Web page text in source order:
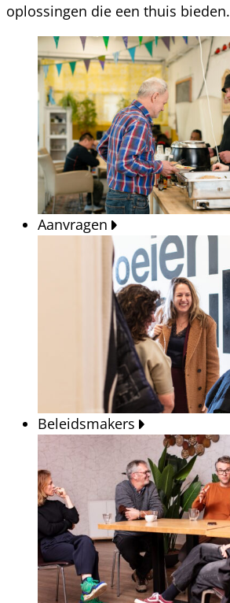
oplossingen die een thuis bieden.
Aanvragen
Beleidsmakers